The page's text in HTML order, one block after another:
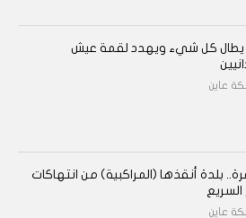
يطال كل شيء ويهدد لقمة عيش
عاين
بلدة أنقذها (المراكبية) من انتهاكات
السريع
عاين